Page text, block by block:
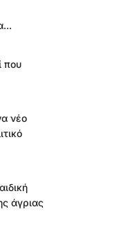
που
νέο
άγριας